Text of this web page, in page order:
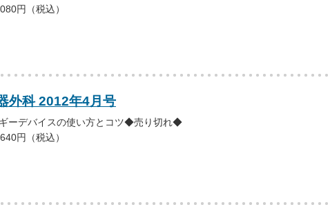
円（税込）
外科 2012年4月号
ーデバイスの使い方とコツ◆売り切れ◆
円（税込）